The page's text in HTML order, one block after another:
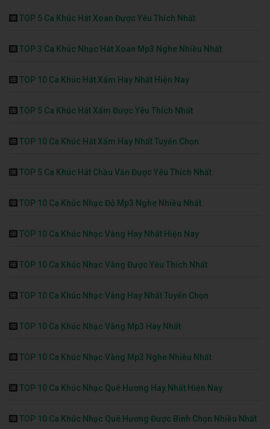
TOP 5 Ca Khúc Hát Xoan Được Yêu Thích Nhất
TOP 3 Ca Khúc Nhạc Hát Xoan Mp3 Nghe Nhiều Nhất
TOP 10 Ca Khúc Hát Xẩm Hay Nhất Hiện Nay
TOP 5 Ca Khúc Hát Xẩm Được Yêu Thích Nhất
TOP 10 Ca Khúc Hát Xẩm Hay Nhất Tuyển Chọn
TOP 5 Ca Khúc Hát Chầu Văn Được Yêu Thích Nhất
TOP 10 Ca Khúc Nhạc Đỏ Mp3 Nghe Nhiều Nhất
TOP 10 Ca Khúc Nhạc Vàng Hay Nhất Hiện Nay
TOP 10 Ca Khúc Nhạc Vàng Được Yêu Thích Nhất
TOP 10 Ca Khúc Nhạc Vàng Hay Nhất Tuyển Chọn
TOP 10 Ca Khúc Nhạc Vàng Mp3 Hay Nhất
TOP 10 Ca Khúc Nhạc Vàng Mp3 Nghe Nhiều Nhất
TOP 10 Ca Khúc Nhạc Quê Hương Hay Nhất Hiện Nay
TOP 10 Ca Khúc Nhạc Quê Hương Được Bình Chọn Nhiều Nhất